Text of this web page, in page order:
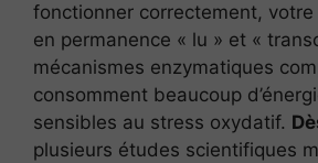
fonctionner correctement,
en permanence « lu » et «
mécanismes enzymatiques
consomment beaucoup
sensibles au stress oxydatif.
plusieurs études scientifiques